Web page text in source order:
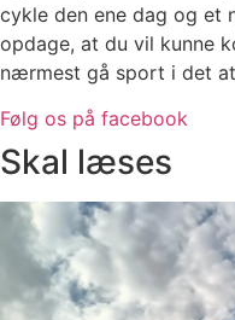
cykle den ene dag og et
opdage, at du vil kunne
nærmest gå sport i det
Følg os på facebook
Skal læses